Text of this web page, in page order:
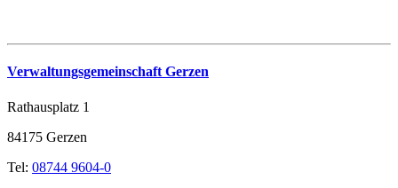
Verwaltungsgemeinschaft Gerzen
Rathausplatz 1
84175 Gerzen
Tel: 08744 9604-0